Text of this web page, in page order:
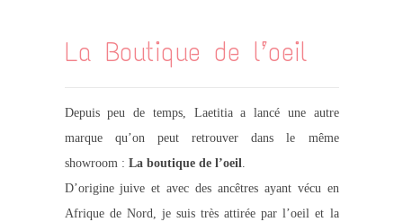
La Boutique de l’oeil
Depuis peu de temps, Laetitia a lancé une autre
marque qu’on peut retrouver dans le même
showroom : La boutique de l’oeil.
D’origine juive et avec des ancêtres ayant vécu en
Afrique de Nord, je suis très attirée par l’oeil et la